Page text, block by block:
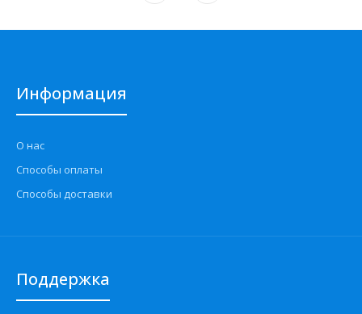
Информация
О нас
Способы оплаты
Способы доставки
Поддержка